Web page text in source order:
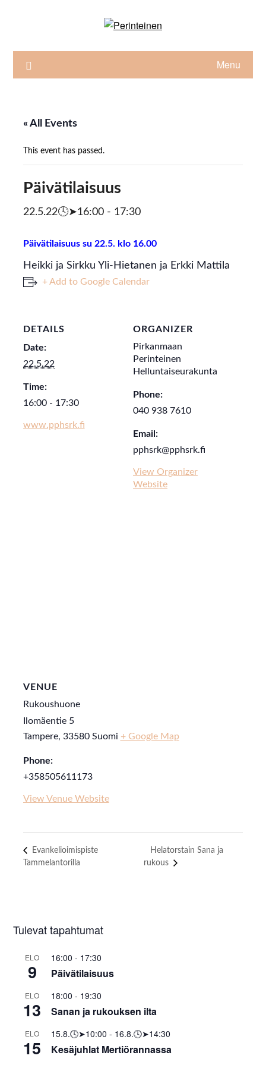
Menu
« All Events
This event has passed.
Päivätilaisuus
22.5.22🕓➤16:00- 17:30
Päivätilaisuus su 22.5. klo 16.00
Heikki ja Sirkku Yli-Hietanen ja Erkki Mattila
+ Add to Google Calendar
DETAILS
Date:
22.5.22
Time:
16:00 - 17:30
www.pphsrk.fi
ORGANIZER
Pirkanmaan
Perinteinen
Helluntaiseurakunta
Phone:
040 938 7610
Email:
pphsrk@pphsrk.fi
View Organizer
Website
VENUE
Rukoushuone
Ilomäentie 5
Tampere, 33580 Suomi + Google Map
Phone:
+358505611173
View Venue Website
Evankelioimispiste
Tammelantorilla
Helatorstain Sana ja
rukous
Tulevat tapahtumat
ELO
9
16:00 - 17:30
Päivätilaisuus
ELO
13
18:00 - 19:30
Sanan ja rukouksen ilta
ELO
15
15.8.🕓➤10:00 - 16.8.🕓➤14:30
Kesäjuhlat Mertiörannassa